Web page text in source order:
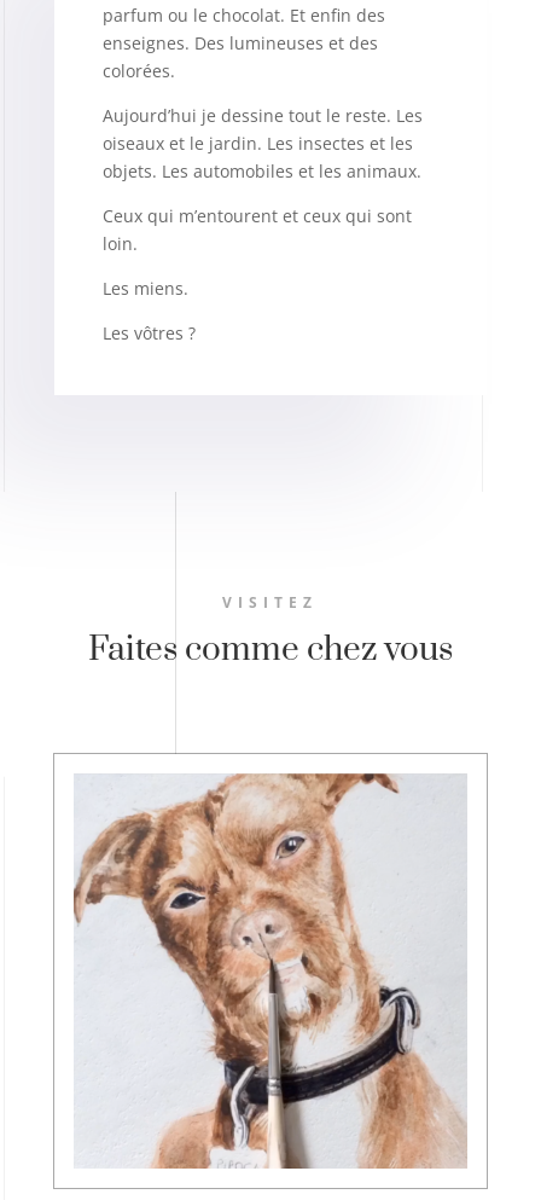
parfum ou le chocolat. Et enfin des
enseignes. Des lumineuses et des
colorées.
Aujourd’hui je dessine tout le reste. Les
oiseaux et le jardin. Les insectes et les
objets. Les automobiles et les animaux.
Ceux qui m’entourent et ceux qui sont
loin.
Les miens.
Les vôtres ?
VISITEZ
Faites comme chez vous